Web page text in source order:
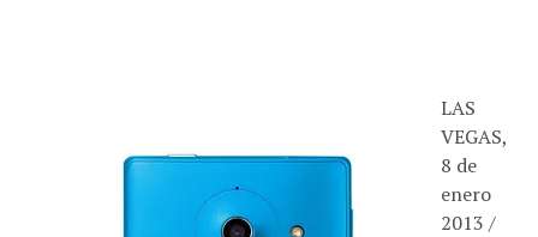
LAS
VEGAS,
8 de
enero
2013 /